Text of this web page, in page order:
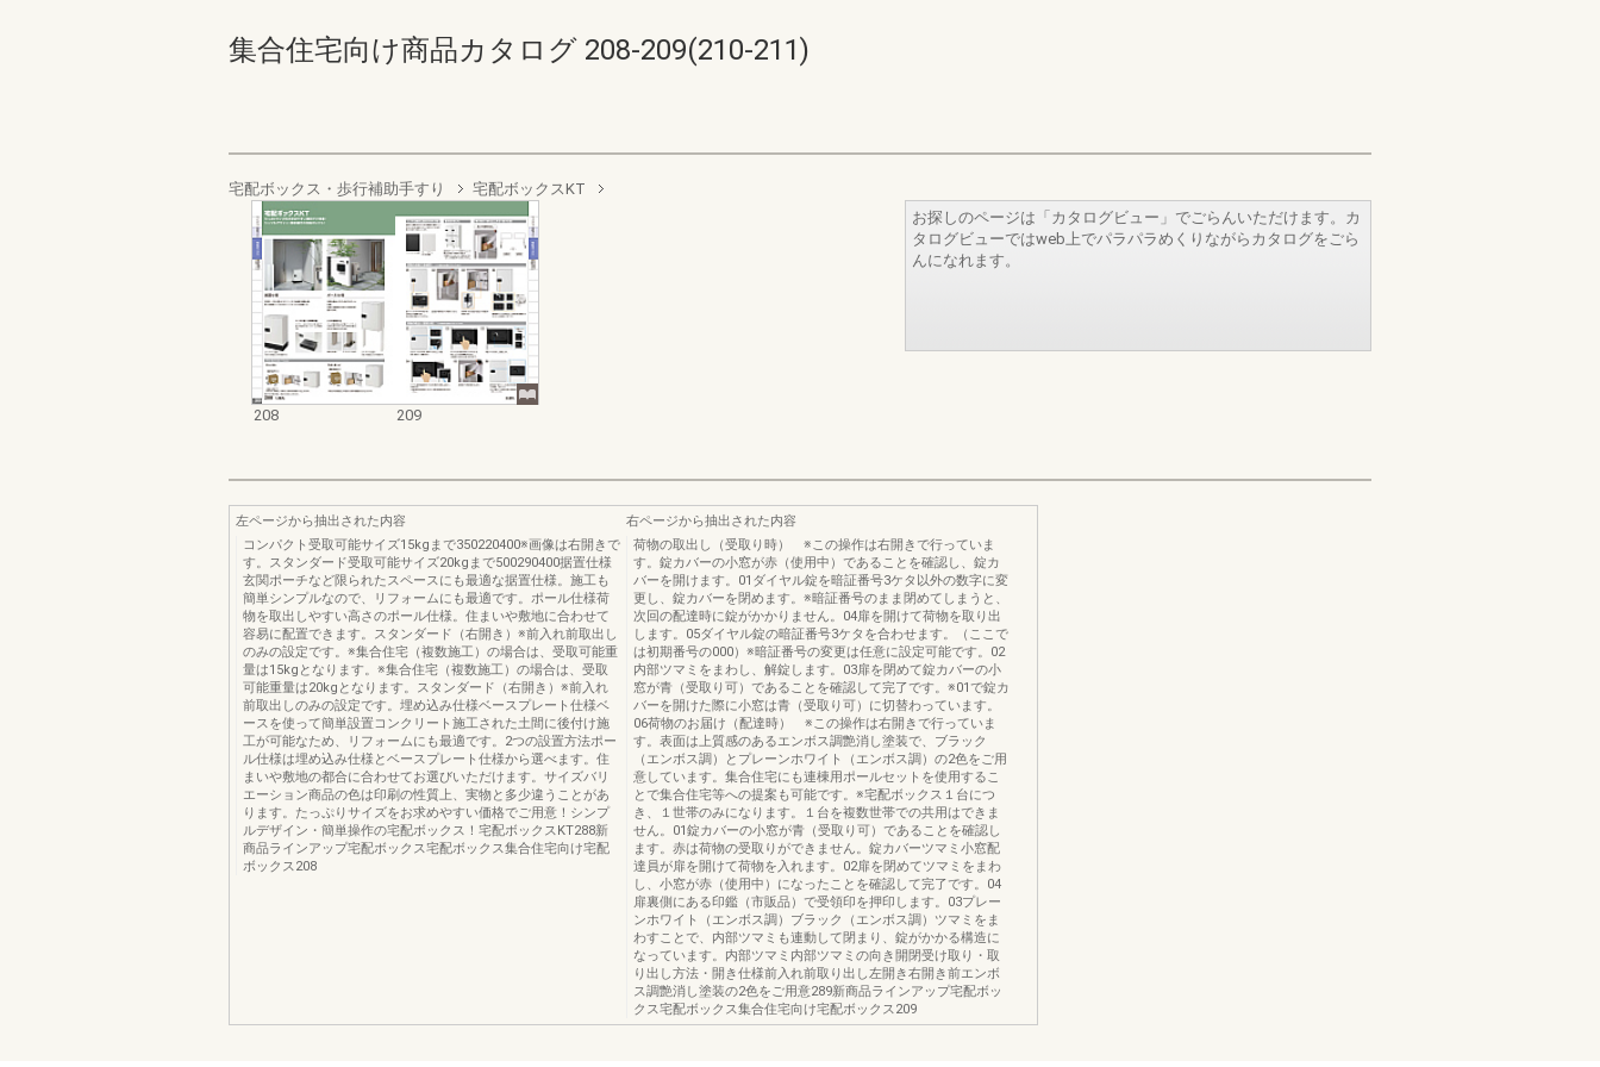
集合住宅向け商品カタログ 208-209(210-211)
宅配ボックス・歩行補助手すり 宅配ボックスKT
208 209
お探しのページは「カタログビュー」でごらんいただけます。カ
タログビューではweb上でパラパラめくりながらカタログをごら
んになれます。
左ページから抽出された内容
コンパクト受取可能サイズ15kgまで350220400※画像は右開きで
す。スタンダード受取可能サイズ20kgまで500290400据置仕様
玄関ポーチなど限られたスペースにも最適な据置仕様。施工も
簡単シンプルなので、リフォームにも最適です。ポール仕様荷
物を取出しやすい高さのポール仕様。住まいや敷地に合わせて
容易に配置できます。スタンダード（右開き）※前入れ前取出し
のみの設定です。※集合住宅（複数施工）の場合は、受取可能重
量は15kgとなります。※集合住宅（複数施工）の場合は、受取
可能重量は20kgとなります。スタンダード（右開き）※前入れ
前取出しのみの設定です。埋め込み仕様ベースプレート仕様ベ
ースを使って簡単設置コンクリート施工された土間に後付け施
工が可能なため、リフォームにも最適です。2つの設置方法ポー
ル仕様は埋め込み仕様とベースプレート仕様から選べます。住
まいや敷地の都合に合わせてお選びいただけます。サイズバリ
エーション商品の色は印刷の性質上、実物と多少違うことがあ
ります。たっぷりサイズをお求めやすい価格でご用意！シンプ
ルデザイン・簡単操作の宅配ボックス！宅配ボックスKT288新
商品ラインアップ宅配ボックス宅配ボックス集合住宅向け宅配
ボックス208
右ページから抽出された内容
荷物の取出し（受取り時） ※この操作は右開きで行っていま
す。錠カバーの小窓が赤（使用中）であることを確認し、錠カ
バーを開けます。01ダイヤル錠を暗証番号3ケタ以外の数字に変
更し、錠カバーを閉めます。※暗証番号のまま閉めてしまうと、
次回の配達時に錠がかかりません。04扉を開けて荷物を取り出
します。05ダイヤル錠の暗証番号3ケタを合わせます。（ここで
は初期番号の000）※暗証番号の変更は任意に設定可能です。02
内部ツマミをまわし、解錠します。03扉を閉めて錠カバーの小
窓が青（受取り可）であることを確認して完了です。※01で錠カ
バーを開けた際に小窓は青（受取り可）に切替わっています。
06荷物のお届け（配達時） ※この操作は右開きで行っていま
す。表面は上質感のあるエンボス調艶消し塗装で、ブラック
（エンボス調）とプレーンホワイト（エンボス調）の2色をご用
意しています。集合住宅にも連棟用ポールセットを使用するこ
とで集合住宅等への提案も可能です。※宅配ボックス１台につ
き、１世帯のみになります。１台を複数世帯での共用はできま
せん。01錠カバーの小窓が青（受取り可）であることを確認し
ます。赤は荷物の受取りができません。錠カバーツマミ小窓配
達員が扉を開けて荷物を入れます。02扉を閉めてツマミをまわ
し、小窓が赤（使用中）になったことを確認して完了です。04
扉裏側にある印鑑（市販品）で受領印を押印します。03プレー
ンホワイト（エンボス調）ブラック（エンボス調）ツマミをま
わすことで、内部ツマミも連動して閉まり、錠がかかる構造に
なっています。内部ツマミ内部ツマミの向き開閉受け取り・取
り出し方法・開き仕様前入れ前取り出し左開き右開き前エンボ
ス調艶消し塗装の2色をご用意289新商品ラインアップ宅配ボッ
クス宅配ボックス集合住宅向け宅配ボックス209